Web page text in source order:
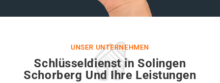
UNSER UNTERNEHMEN
Schlüsseldienst in Solingen
Schorberg Und Ihre Leistungen